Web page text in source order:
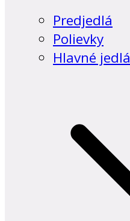
Predjedlá
Polievky
Hlavné jedlá